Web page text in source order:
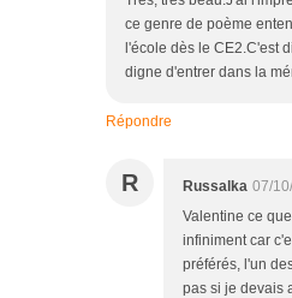
ce genre de poème
l'école dès le CE2.C'est
digne d'entrer dans la
Répondre
R Russalka 07/
Valentine ce
infiniment car
préférés, l'un
pas si je devais